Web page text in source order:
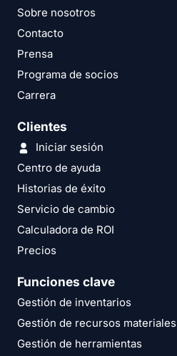
Sobre nosotros
Contacto
Prensa
Programa de socios
Carrera
Clientes
Iniciar sesión
Centro de ayuda
Historias de éxito
Servicio de cambio
Calculadora de ROI
Precios
Funciones clave
Gestión de inventarios
Gestión de recursos materiales
Gestión de herramientas